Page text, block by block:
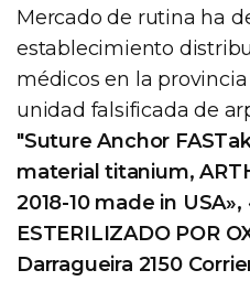
Mercado de rutina ha
establecimiento
médicos en la
unidad falsificada de
"Suture Anchor
material titanium,
2018-10 made in USA»,
ESTERILIZADO POR
Darragueira 2150